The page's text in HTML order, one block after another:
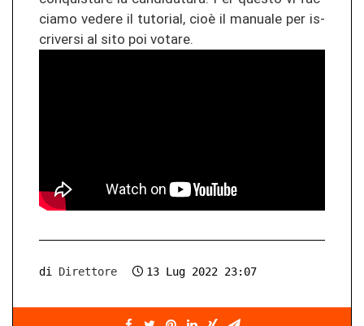
cia­mo ve­de­re il tu­to­rial, cioè il ma­nua­le per is­
cri­ver­si al sito poi vo­ta­re.
di Direttore 13 Lug 2022 23:07